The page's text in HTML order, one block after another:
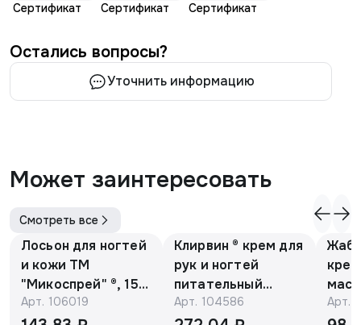
Сертификат Сертификат Сертификат
Остались вопросы?
Уточнить информацию
Может заинтересовать
Смотреть все
Лосьон для ногтей
и кожи ТМ
"Микоспрей" ®, 15
мл
Арт. 106019
Клирвин ® крем для
рук и ногтей
питательный
против
Арт. 104586 Арт.